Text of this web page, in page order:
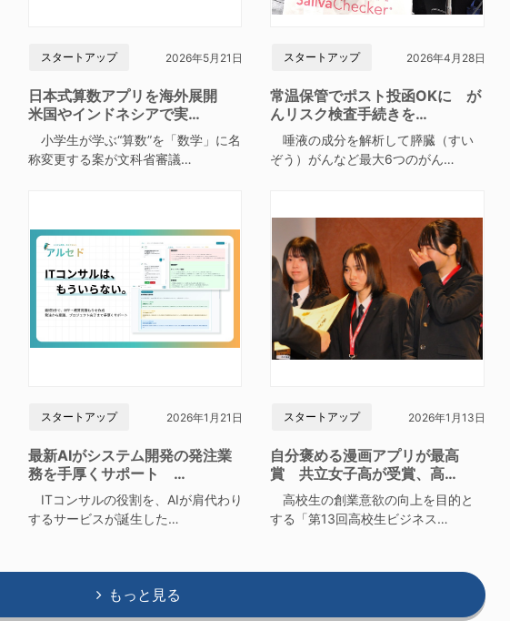
スタートアップ 2026年5月21日
日本式算数アプリを海外展開
米国やインドネシアで実…
小学生が学ぶ“算数”を「数学」に名
称変更する案が文科省審議…
スタートアップ 2026年4月28日
常温保管でポスト投函OKに が
んリスク検査手続きを…
唾液の成分を解析して膵臓（すい
ぞう）がんなど最大6つのがん…
スタートアップ 2026年1月21日
最新AIがシステム開発の発注業
務を手厚くサポート …
ITコンサルの役割を、AIが肩代わり
するサービスが誕生した…
スタートアップ 2026年1月13日
自分褒める漫画アプリが最高
賞 共立女子高が受賞、高…
高校生の創業意欲の向上を目的と
する「第13回高校生ビジネス…
もっと見る